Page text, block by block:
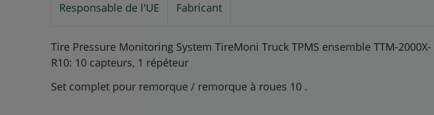
Responsable de l'UE Fabricant
Tire Pressure Monitoring System TireMoni Truck TPMS ensemble TTM-2000X-
R10: 10 capteurs, 1 répéteur
Set complet pour remorque / remorque à roues 10 .